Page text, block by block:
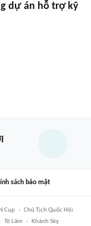
dự án hỗ trợ kỹ
sách bảo mật
Cup
Chủ Tịch Quốc Hội
Tô Lâm Khánh Sky